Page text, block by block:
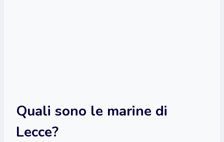
Quali sono le marine di
Lecce?